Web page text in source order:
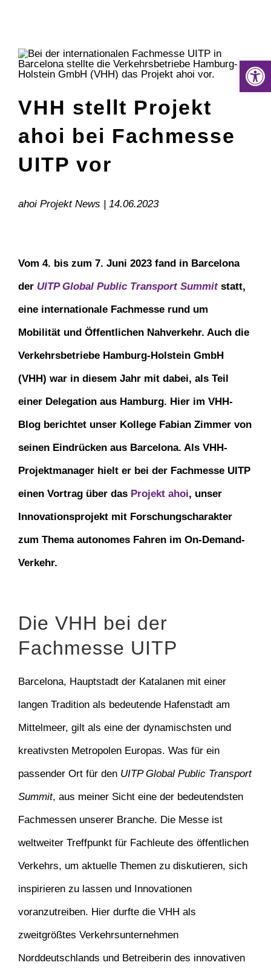
springen
VHH stellt Projekt
ahoi bei Fachmesse
UITP vor
ahoi Projekt News | 14.06.2023
Vom 4. bis zum 7. Juni 2023 fand in Barcelona
der UITP Global Public Transport Summitstatt,
eine internationale Fachmesse rund um
Mobilität und Öffentlichen Nahverkehr. Auch die
Verkehrsbetriebe Hamburg-Holstein GmbH
(VHH) war in diesem Jahr mit dabei, als Teil
einer Delegation aus Hamburg. Hier im VHH-
Blog berichtet unser Kollege Fabian Zimmer von
seinen Eindrücken aus Barcelona. Als VHH-
Projektmanager hielt er bei der Fachmesse UITP
einen Vortrag über das Projekt ahoi, unser
Innovationsprojekt mit Forschungscharakter
zum Thema autonomes Fahren im On-Demand-
Verkehr.
Die VHH bei der
Fachmesse UITP
Barcelona, Hauptstadt der Katalanen mit einer
langen Tradition als bedeutende Hafenstadt am
Mittelmeer, gilt als eine der dynamischsten und
kreativsten Metropolen Europas. Was für ein
passender Ort für den UITP Global Public Transport
Summit, aus meiner Sicht eine der bedeutendsten
Fachmessen unserer Branche. Die Messe ist
weltweiter Treffpunkt für Fachleute des öffentlichen
Verkehrs, um aktuelle Themen zu diskutieren, sich
inspirieren zu lassen und Innovationen
voranzutreiben. Hier durfte die VHH als
zweitgrößtes Verkehrsunternehmen
Norddeutschlands und Betreiberin des innovativen